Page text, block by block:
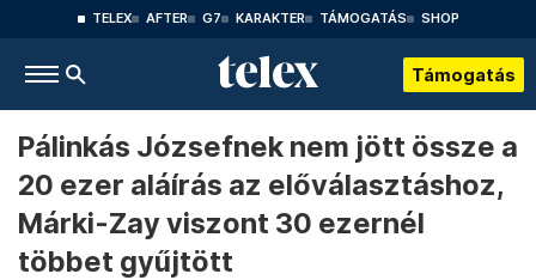
TELEX AFTER G7 KARAKTER TÁMOGATÁS SHOP
Támogatás
Pálinkás Józsefnek nem jött össze a
20 ezer aláírás az előválasztáshoz,
Márki-Zay viszont 30 ezernél
többet gyűjtött